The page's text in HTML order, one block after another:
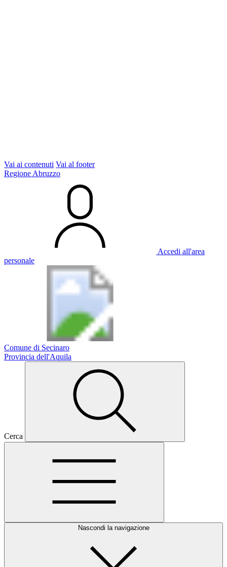
Vai ai contenuti Vai al footer
Regione Abruzzo
Accedi all'area
personale
Comune di Secinaro
Provincia dell'Aquila
Cerca
Nascondi la navigazione